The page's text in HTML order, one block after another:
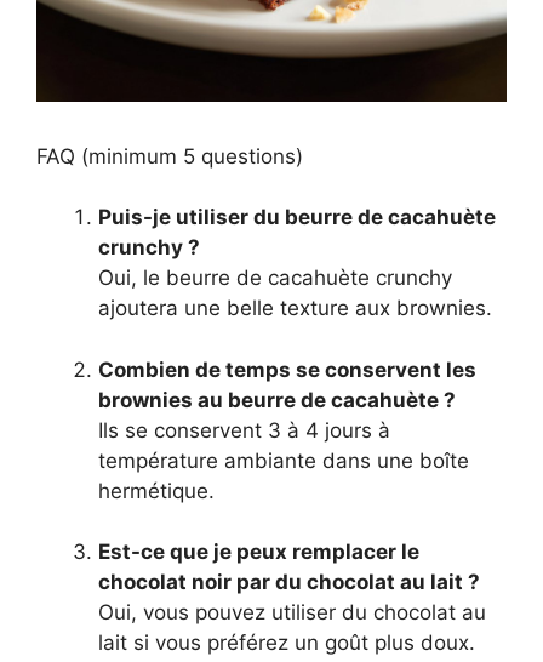
FAQ (minimum 5 questions)
Puis-je utiliser du beurre de cacahuète
crunchy ?
Oui, le beurre de cacahuète crunchy
ajoutera une belle texture aux brownies.
Combien de temps se conservent les
brownies au beurre de cacahuète ?
Ils se conservent 3 à 4 jours à
température ambiante dans une boîte
hermétique.
Est-ce que je peux remplacer le
chocolat noir par du chocolat au lait ?
Oui, vous pouvez utiliser du chocolat au
lait si vous préférez un goût plus doux.